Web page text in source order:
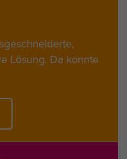
Lösung. Da konnte